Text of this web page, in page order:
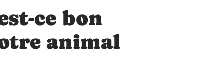
ce bon
animal